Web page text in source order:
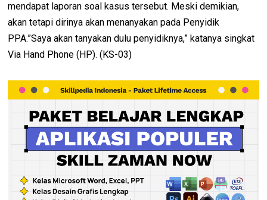
mendapat laporan soal kasus tersebut. Meski demikian,
akan tetapi dirinya akan menanyakan pada Penyidik
PPA.”Saya akan tanyakan dulu penyidiknya,” katanya singkat
Via Hand Phone (HP). (KS-03)